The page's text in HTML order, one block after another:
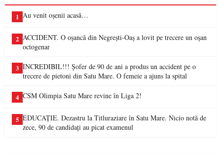
1 Au venit oșenii acasă…
2 ACCIDENT. O oșancă din Negrești-Oaș a lovit pe trecere un oșan
octogenar
3 INCREDIBIL!!! Șofer de 90 de ani a produs un accident pe o
trecere de pietoni din Satu Mare. O femeie a ajuns la spital
4 CSM Olimpia Satu Mare revine în Liga 2!
5 EDUCAȚIE. Dezastru la Titluraziare în Satu Mare. Nicio notă de
zece, 90 de candidați au picat examenul